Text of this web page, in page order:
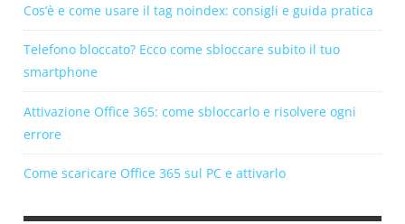
Cos’è e come usare il tag noindex: consigli e guida pratica
Telefono bloccato? Ecco come sbloccare subito il tuo
smartphone
Attivazione Office 365: come sbloccarlo e risolvere ogni
errore
Come scaricare Office 365 sul PC e attivarlo